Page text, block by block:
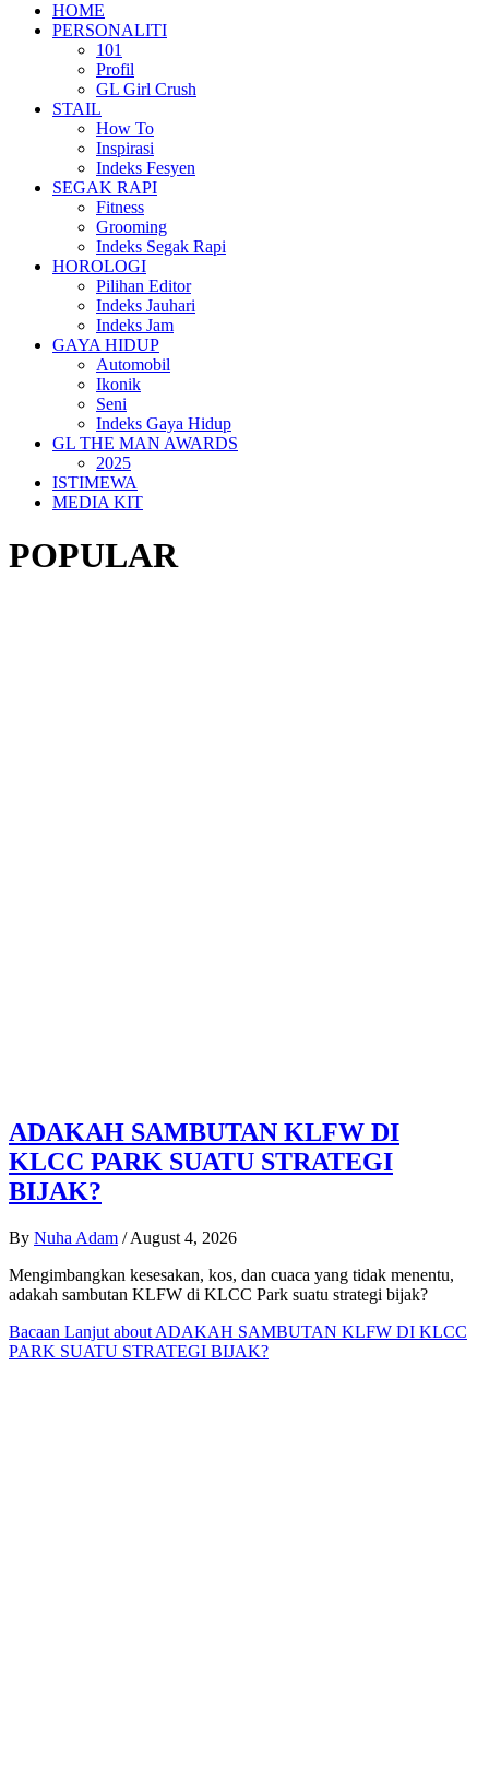
HOME
PERSONALITI
101
Profil
GL Girl Crush
STAIL
How To
Inspirasi
Indeks Fesyen
SEGAK RAPI
Fitness
Grooming
Indeks Segak Rapi
HOROLOGI
Pilihan Editor
Indeks Jauhari
Indeks Jam
GAYA HIDUP
Automobil
Ikonik
Seni
Indeks Gaya Hidup
GL THE MAN AWARDS
2025
ISTIMEWA
MEDIA KIT
POPULAR
ADAKAH SAMBUTAN KLFW DI
KLCC PARK SUATU STRATEGI
BIJAK?
By Nuha Adam / August 4, 2026
Mengimbangkan kesesakan, kos, dan cuaca yang tidak menentu,
adakah sambutan KLFW di KLCC Park suatu strategi bijak?
Bacaan Lanjut about ADAKAH SAMBUTAN KLFW DI KLCC
PARK SUATU STRATEGI BIJAK?